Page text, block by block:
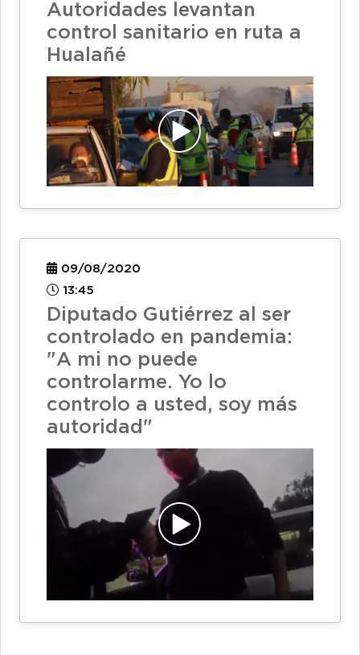
Autoridades levantan
control sanitario en ruta a
Hualañé
09/08/2020
13:45
Diputado Gutiérrez al ser
controlado en pandemia:
"A mi no puede
controlarme. Yo lo
controlo a usted, soy más
autoridad"